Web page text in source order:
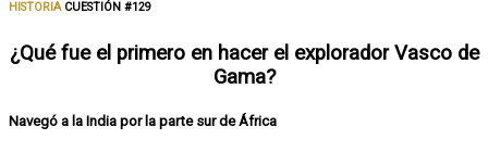
HISTORIACUESTIÓN #129
¿Qué fue el primero en hacer el explorador Vasco de
Gama?
Navegó a la India por la parte sur de África